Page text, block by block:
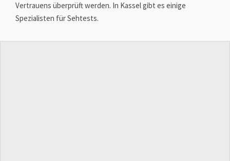
Vertrauens überprüft werden. In Kassel gibt es einige
Spezialisten für Sehtests.